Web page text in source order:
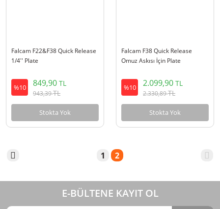
Falcam F22&F38 Quick Release
1/4'' Plate
%10 849,90 TL
943,39TL
Stokta Yok
Falcam F38 Quick Release
Omuz Askısı İçin Plate
%10 2.099,90 TL
2.330,89TL
Stokta Yok
1 2
E-BÜLTENE KAYIT OL